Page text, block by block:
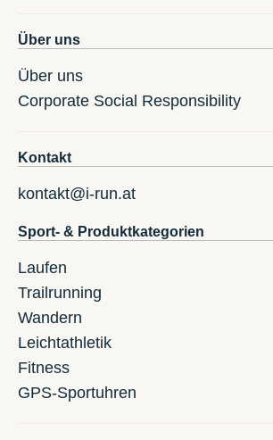
Über uns
Über uns
Corporate Social Responsibility
Kontakt
kontakt@i-run.at
Sport- & Produktkategorien
Laufen
Trailrunning
Wandern
Leichtathletik
Fitness
GPS-Sportuhren